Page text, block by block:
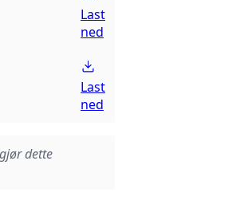
Last
ned
Last
ned
dette